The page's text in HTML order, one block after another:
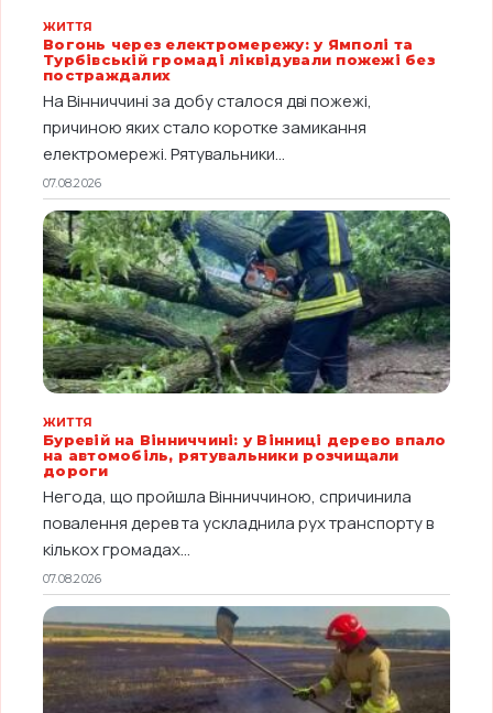
ЖИТТЯ
Вогонь через електромережу: у Ямполі та
Турбівській громаді ліквідували пожежі без
постраждалих
На Вінниччині за добу сталося дві пожежі,
причиною яких стало коротке замикання
електромережі. Рятувальники...
07.08.2026
ЖИТТЯ
Буревій на Вінниччині: у Вінниці дерево впало
на автомобіль, рятувальники розчищали
дороги
Негода, що пройшла Вінниччиною, спричинила
повалення дерев та ускладнила рух транспорту в
кількох громадах...
07.08.2026